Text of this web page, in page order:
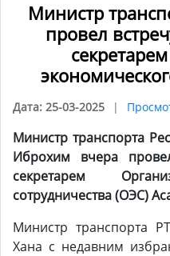
Министр
провел
Дата: 25-03-2025
Министр транспорта
Иброхим вчера
секретарем
сотрудничества (ОЭС)
Министр транспорта
Хана с недавним